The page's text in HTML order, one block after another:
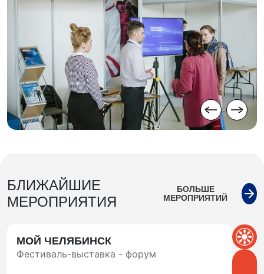
БЛИЖАЙШИЕ
МЕРОПРИЯТИЯ
БОЛЬШЕ
МЕРОПРИЯТИЙ
МОЙ ЧЕЛЯБИНСК
Фестиваль-выставка - форум